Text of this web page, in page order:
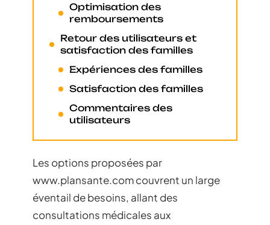
Optimisation des
remboursements
Retour des utilisateurs et
satisfaction des familles
Expériences des familles
Satisfaction des familles
Commentaires des
utilisateurs
Les options proposées par
www.plansante.com couvrent un large
éventail de besoins, allant des
consultations médicales aux